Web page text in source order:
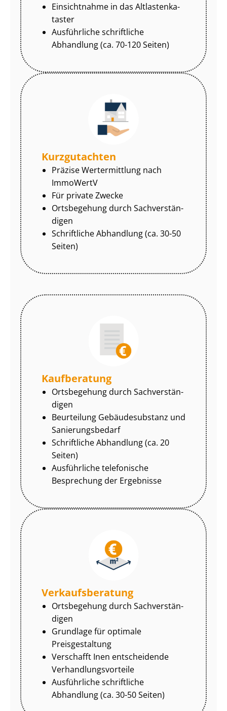
Einsichtnahme in das Alt­las­ten­ka­
tas­ter
Ausführliche schriftliche
Abhandlung (ca. 70-120 Seiten)
Kurzgutachten
Präzise Wertermittlung nach
ImmoWertV
Für private Zwecke
Ortsbegehung durch Sach­ver­stän­
di­gen
Schriftliche Abhandlung (ca. 30-50
Seiten)
Kaufberatung
Ortsbegehung durch Sach­ver­stän­
di­gen
Beurteilung Gebäudesubstanz und
Sa­nie­rungs­be­darf
Schriftliche Abhandlung (ca. 20
Seiten)
Ausführliche telefonische
Besprechung der Ergebnisse
Ver­kaufs­be­ra­tung
Ortsbegehung durch Sach­ver­stän­
di­gen
Grundlage für optimale
Preisgestaltung
Verschafft Inen entscheidende
Ver­hand­lungs­vor­tei­le
Ausführliche schriftliche
Abhandlung (ca. 30-50 Seiten)